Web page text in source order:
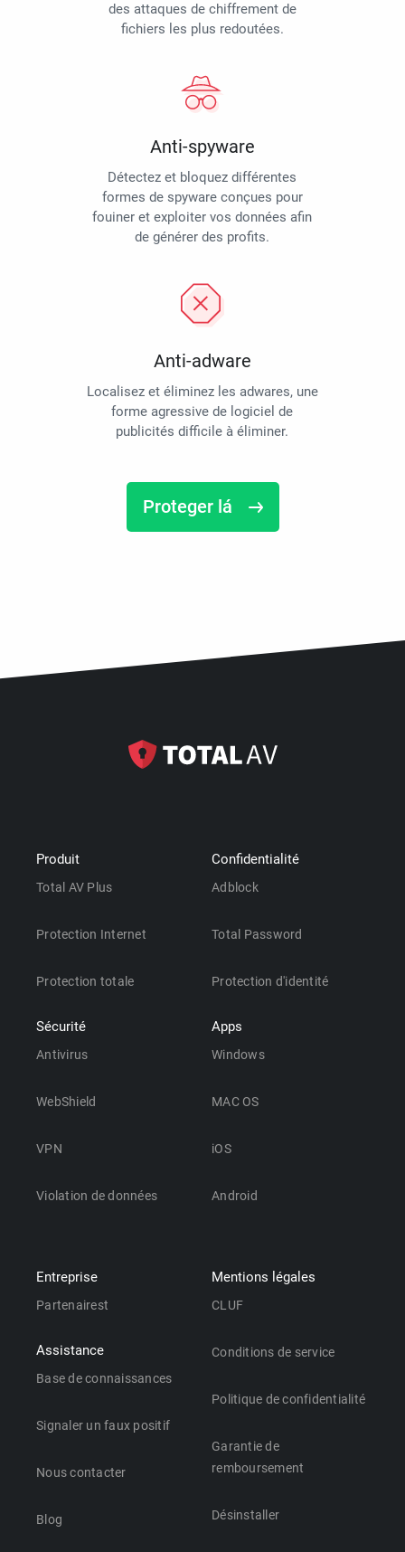
des attaques de chiffrement de
fichiers les plus redoutées.
Anti-spyware
Détectez et bloquez différentes
formes de spyware conçues pour
fouiner et exploiter vos données afin
de générer des profits.
Anti-adware
Localisez et éliminez les adwares, une
forme agressive de logiciel de
publicités difficile à éliminer.
Proteger lá
Produit
Total AV Plus
Protection Internet
Protection totale
Sécurité
Antivirus
WebShield
VPN
Violation de données
Confidentialité
Adblock
Total Password
Protection d'identité
Apps
Windows
MAC OS
iOS
Android
Entreprise
Partenairest
Assistance
Base de connaissances
Signaler un faux positif
Nous contacter
Blog
Mentions légales
CLUF
Conditions de service
Politique de confidentialité
Garantie de
remboursement
Désinstaller